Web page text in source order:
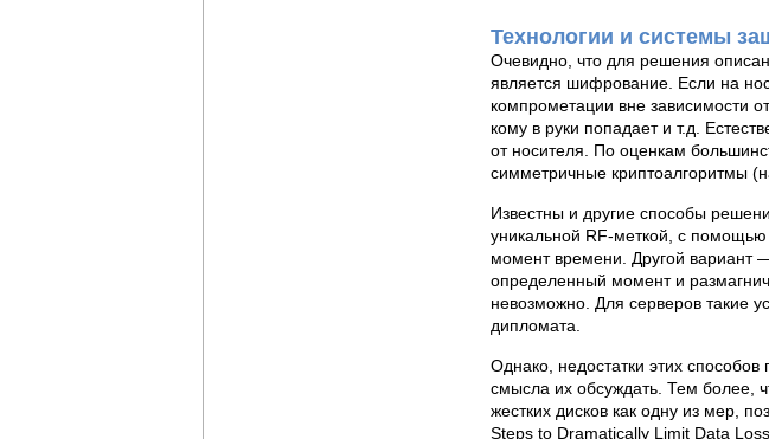
Технологии и системы
Очевидно, что для решения
является шифрование. Если на
компрометации вне зависимости
кому в руки попадает и т.д.
от носителя. По оценкам
симметричные криптоалгоритмы
Известны и другие способы
уникальной RF-меткой, с
момент времени. Другой вариант
определенный момент и
невозможно. Для серверов такие
дипломата.
Однако, недостатки этих
смысла их обсуждать. Тем более,
жестких дисков как одну из мер,
Steps to Dramatically Limit Data